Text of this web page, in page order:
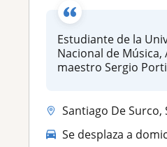
Estudiante de la
Nacional de Música,
maestro Sergio
Santiago De Surco,
Se desplaza a